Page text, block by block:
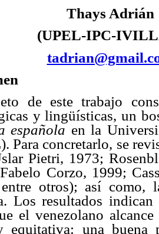
Thays Adrián
(UPEL-IPC-
de este trabajo
y lingüísticas, un
española en la
Para concretarlo, se
Pietri, 1973;
Corzo, 1999;
otros); así como,
Los resultados
el venezolano
equitativa: una buena